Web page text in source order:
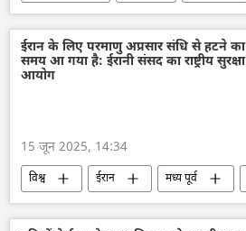
विशेष सैन्य अभियान
राष्ट्रीय सुरक्षा
ईरान के लिए परमाणु अप्रसार संधि से हटने का
समय आ गया है: ईरानी संसद का राष्ट्रीय सुरक्षा
आयोग
15 जून 2025, 14:34
विश्व ईरान मध्य पूर्व
इज़राइल रक्षा सेना
परमाणु हथियार